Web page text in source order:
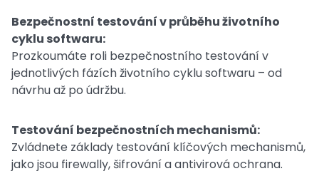
Bezpečnostní testování v průběhu životního
cyklu softwaru:
Prozkoumáte roli bezpečnostního testování v
jednotlivých fázích životního cyklu softwaru – od
návrhu až po údržbu.
Testování bezpečnostních mechanismů:
Zvládnete základy testování klíčových mechanismů,
jako jsou firewally, šifrování a antivirová ochrana.